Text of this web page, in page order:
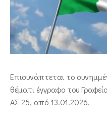
ΕΠΙΚΟΙΝΩΝΙΑ
Επισυνάπτεται το
θέματι έγγραφο του
ΑΣ 25, από 13.01.2026.